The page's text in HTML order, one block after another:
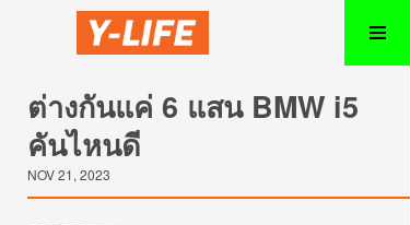
ต่างกันแค่ 6 แสน BMW i5
คันไหนดี
NOV 21, 2023